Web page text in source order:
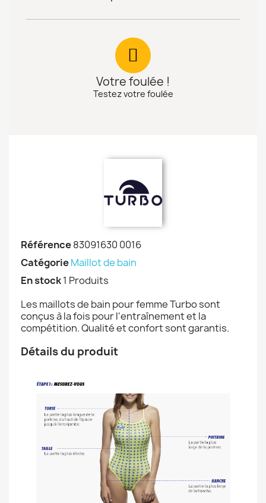
Votre foulée !
Testez votre foulée
Référence83091630 0016
CatégorieMaillot de bain
En stock1 Produits
Les maillots de bain pour femme Turbo sont
conçus à la fois pour l'entraînement et la
compétition. Qualité et confort sont garantis.
Détails du produit